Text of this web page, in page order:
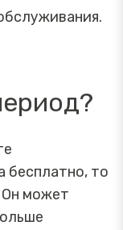
бесплатно, то
Он может